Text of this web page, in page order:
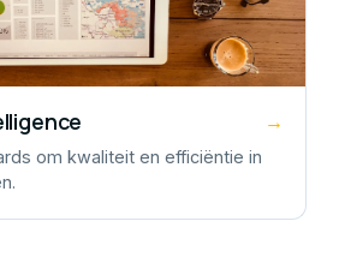
→
om kwaliteit en efficiëntie in